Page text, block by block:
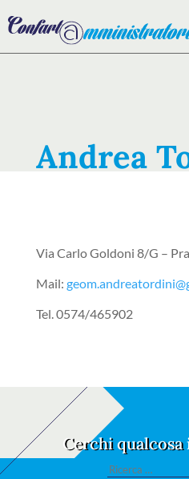
Andrea
Via Carlo Goldoni 8/G –
Mail:
Tel. 0574/465902
Cerchi
Search